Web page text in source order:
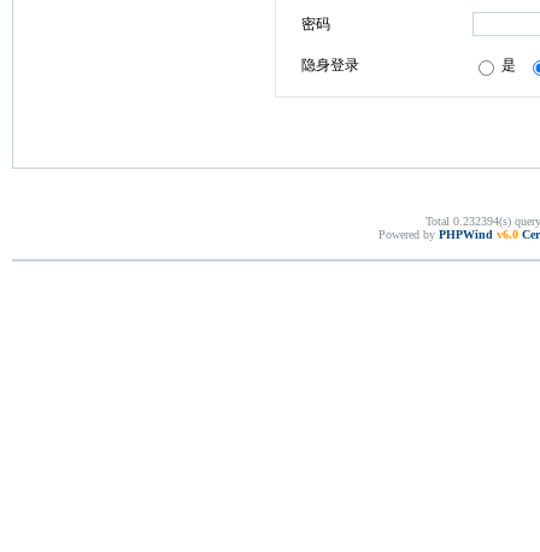
密码
隐身登录 是
Total 0.232394(s)
Powered by PHPWind v6.0